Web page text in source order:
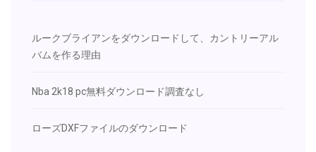
ルークブライアンをダウンロードして、カントリーアル
バムを作る理由
Nba 2k18 pc無料ダウンロード調査なし
ローズDXFファイルのダウンロード